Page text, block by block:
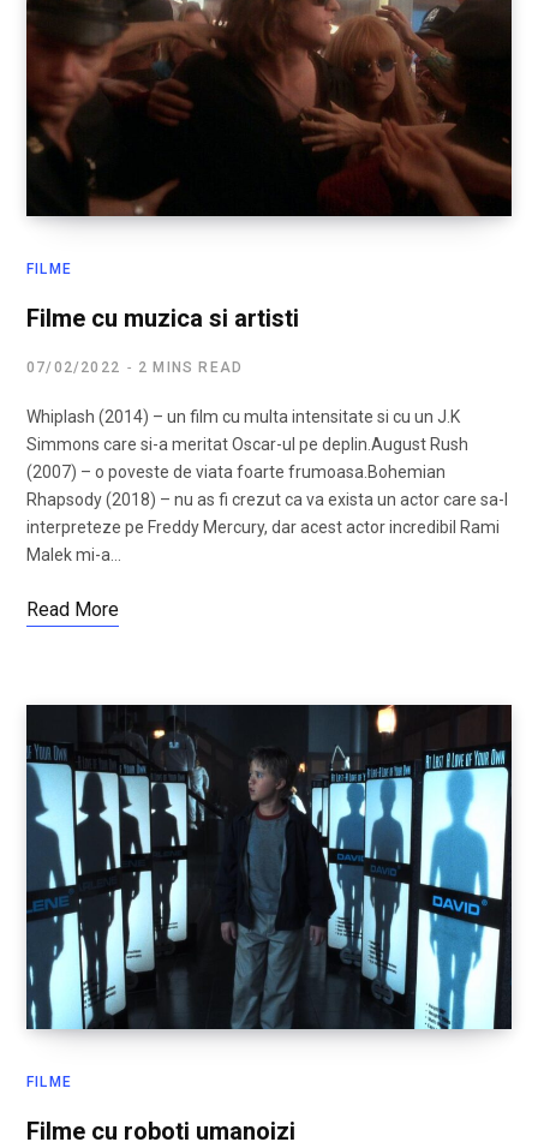
FILME
Filme cu muzica si artisti
07/02/2022 2 MINS READ
Whiplash (2014) – un film cu multa intensitate si cu un J.K
Simmons care si-a meritat Oscar-ul pe deplin.August Rush
(2007) – o poveste de viata foarte frumoasa.Bohemian
Rhapsody (2018) – nu as fi crezut ca va exista un actor care sa-l
interpreteze pe Freddy Mercury, dar acest actor incredibil Rami
Malek mi-a…
Read More
FILME
Filme cu roboti umanoizi